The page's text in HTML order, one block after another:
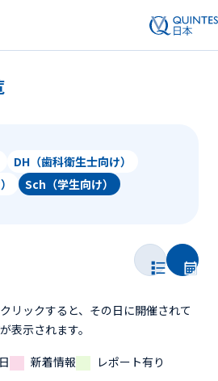
DH（歯科衛生士向け）
Sch（学生向け）
リックすると、その日に開催されて
表示されます。
新着情報 レポート有り